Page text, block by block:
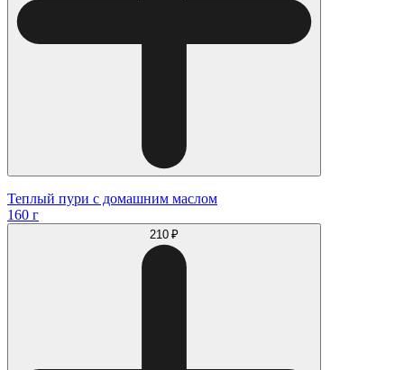
Теплый пури с домашним маслом
160 г
210 ₽